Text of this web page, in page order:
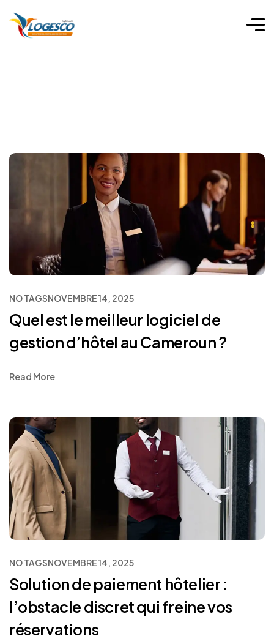
NO TAGSNOVEMBRE 14, 2025
Quel est le meilleur logiciel de
gestion d’hôtel au Cameroun ?
Read More
NO TAGSNOVEMBRE 14, 2025
Solution de paiement hôtelier :
l’obstacle discret qui freine vos
réservations